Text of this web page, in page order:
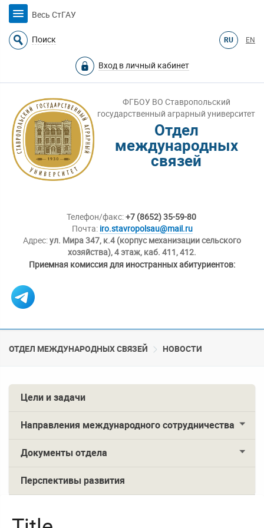
Весь СтГАУ
Поиск RU EN
Вход в личный кабинет
ФГБОУ ВО Ставропольский
государственный аграрный университет
Отдел
международных
связей
Телефон/факс:+7 (8652) 35-59-80
Почта: iro.stavropolsau@mail.ru
Адрес:ул. Мира 347, к.4 (корпус механизации сельского
хозяйства), 4 этаж, каб. 411, 412.
Приемная комиссия для иностранных абитуриентов:
ОТДЕЛ МЕЖДУНАРОДНЫХ СВЯЗЕЙ НОВОСТИ
Цели и задачи
Направления международного сотрудничества
Документы отдела
Перспективы развития